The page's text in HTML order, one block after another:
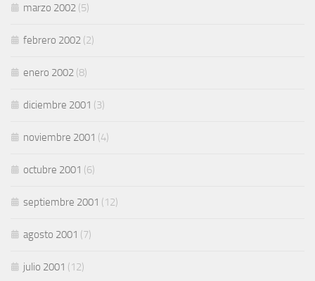
marzo 2002 (5)
febrero 2002 (2)
enero 2002 (8)
diciembre 2001 (3)
noviembre 2001 (4)
octubre 2001 (6)
septiembre 2001 (12)
agosto 2001 (7)
julio 2001 (12)